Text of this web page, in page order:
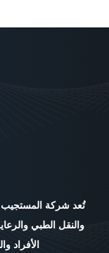
تُعد شركة
والنقل الطبي
الأفراد